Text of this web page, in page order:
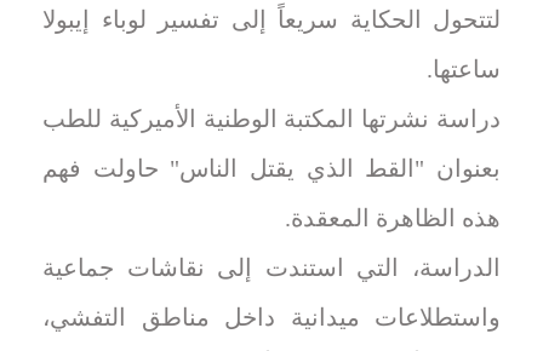
لتتحول الحكاية سريعاً إلى تفسير لوباء إيبولا
ساعتها.
دراسة نشرتها المكتبة الوطنية الأميركية للطب
بعنوان "القط الذي يقتل الناس" حاولت فهم
هذه الظاهرة المعقدة.
الدراسة، التي استندت إلى نقاشات جماعية
واستطلاعات ميدانية داخل مناطق التفشي،